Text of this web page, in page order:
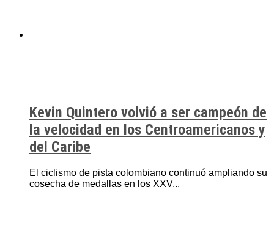
Kevin Quintero volvió a ser campeón de
la velocidad en los Centroamericanos y
del Caribe
El ciclismo de pista colombiano continuó ampliando su
cosecha de medallas en los XXV...